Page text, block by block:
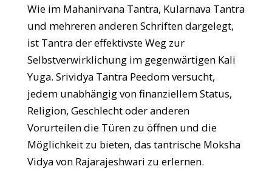
Wie im Mahanirvana Tantra, Kularnava Tantra
und mehreren anderen Schriften dargelegt,
ist Tantra der effektivste Weg zur
Selbstverwirklichung im gegenwärtigen Kali
Yuga. Srividya Tantra Peedom versucht,
jedem unabhängig von finanziellem Status,
Religion, Geschlecht oder anderen
Vorurteilen die Türen zu öffnen und die
Möglichkeit zu bieten, das tantrische Moksha
Vidya von Rajarajeshwari zu erlernen.